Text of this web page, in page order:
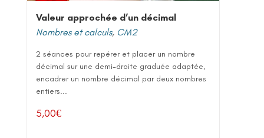
Valeur approchée d’un décimal
Nombres et calculs, CM2
2 séances pour repérer et placer un nombre
décimal sur une demi-droite graduée adaptée,
encadrer un nombre décimal par deux nombres
entiers...
5,00€